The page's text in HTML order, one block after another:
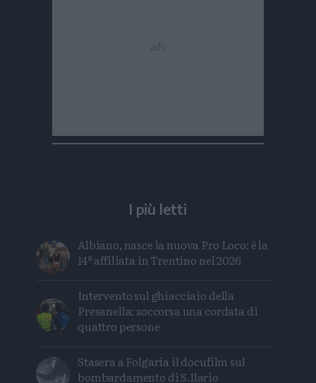
I più letti
Albiano, nasce la nuova Pro Loco: è la
14ª affiliata in Trentino nel 2026
Intervento sul ghiacciaio della
Presanella: soccorsa una cordata di
quattro persone
Stasera a Folgaria il docufilm sul
bombardamento di S.Ilario